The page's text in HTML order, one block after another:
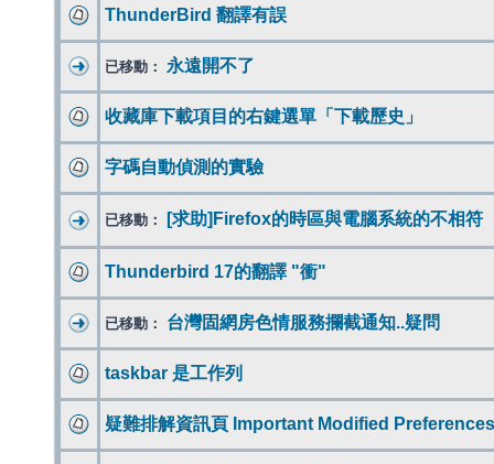
ThunderBird 翻譯有誤
已移動： 永遠開不了
收藏庫下載項目的右鍵選單「下載歷史」
字碼自動偵測的實驗
已移動： [求助]Firefox的時區與電腦系統的不相符
Thunderbird 17的翻譯 "衝"
已移動： 台灣固網房色情服務攔截通知..疑問
taskbar 是工作列
疑難排解資訊頁 Important Modified Preferences